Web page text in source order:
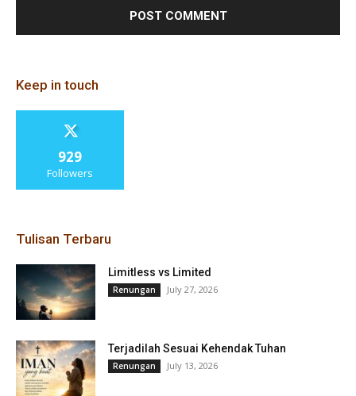
Keep in touch
929
Followers
Tulisan Terbaru
Limitless vs Limited
Renungan July 27, 2026
Terjadilah Sesuai Kehendak Tuhan
Renungan July 13, 2026